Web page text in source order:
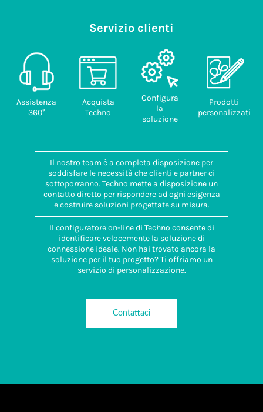
doganale
85389099
Servizio clienti
Assistenza
360°
Acquista
Techno
Configura
la
soluzione
Prodotti
personalizzati
Il nostro team è a completa disposizione per
soddisfare le necessità che clienti e partner ci
sottoporranno. Techno mette a disposizione un
contatto diretto per rispondere ad ogni esigenza
e costruire soluzioni progettate su misura.
Il configuratore on-line di Techno consente di
identificare velocemente la soluzione di
connessione ideale. Non hai trovato ancora la
soluzione per il tuo progetto? Ti offriamo un
servizio di personalizzazione.
Contattaci